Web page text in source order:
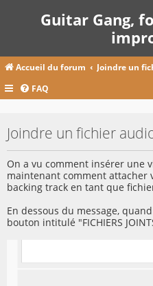
Guitar Gang,
Accueil du forum Joindre un
FAQ
Joindre un fichier
On a vu comment insérer une
maintenant comment attacher
backing track en tant que
En dessous du message,
bouton intitulé "FICHIERS